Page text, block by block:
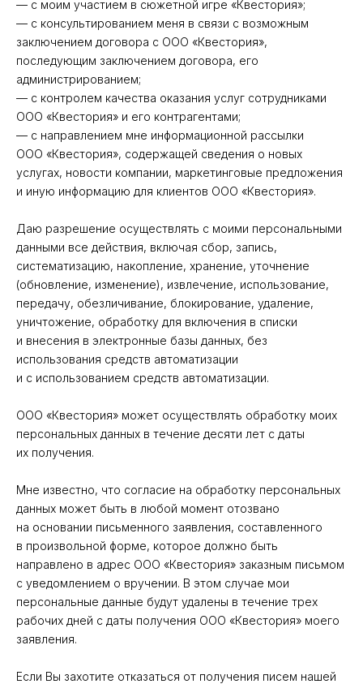
— с моим участием в сюжетной игре «Квестория»;
— с консультированием меня в связи с возможным
заключением договора с ООО «Квестория»,
последующим заключением договора, его
администрированием;
— с контролем качества оказания услуг сотрудниками
ООО «Квестория» и его контрагентами;
— с направлением мне информационной рассылки
ООО «Квестория», содержащей сведения о новых
услугах, новости компании, маркетинговые предложения
и иную информацию для клиентов ООО «Квестория».
Даю разрешение осуществлять с моими персональными
данными все действия, включая сбор, запись,
систематизацию, накопление, хранение, уточнение
(обновление, изменение), извлечение, использование,
передачу, обезличивание, блокирование, удаление,
уничтожение, обработку для включения в списки
и внесения в электронные базы данных, без
использования средств автоматизации
и с использованием средств автоматизации.
ООО «Квестория» может осуществлять обработку моих
персональных данных в течение десяти лет с даты
их получения.
Мне известно, что согласие на обработку персональных
данных может быть в любой момент отозвано
на основании письменного заявления, составленного
в произвольной форме, которое должно быть
направлено в адрес ООО «Квестория» заказным письмом
с уведомлением о вручении. В этом случае мои
персональные данные будут удалены в течение трех
рабочих дней с даты получения ООО «Квестория» моего
заявления.
Если Вы захотите отказаться от получения писем нашей